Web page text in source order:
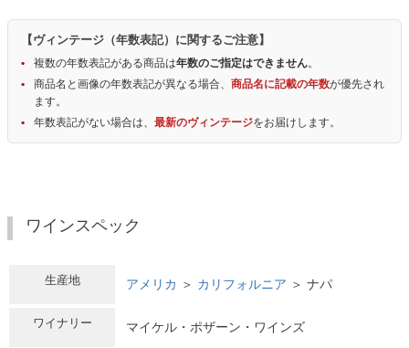
【ヴィンテージ（年数表記）に関するご注意】
複数の年数表記がある商品は年数のご指定はできません。
商品名と画像の年数表記が異なる場合、 商品名に記載の年数が優先され
ます。
年数表記がない場合は、 最新のヴィンテージをお届けします。
ワインスペック
生産地 アメリカ ＞ カリフォルニア ＞ ナパ
ワイナリー マイケル・ポザーン・ワインズ